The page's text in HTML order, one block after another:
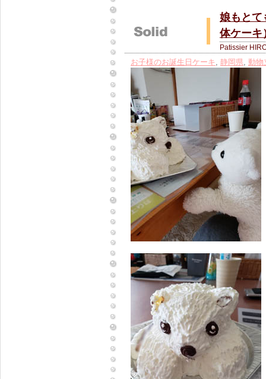
娘もとて
体ケーキ
Patissier
お子様のお誕生日ケーキ, 静岡県, 動物